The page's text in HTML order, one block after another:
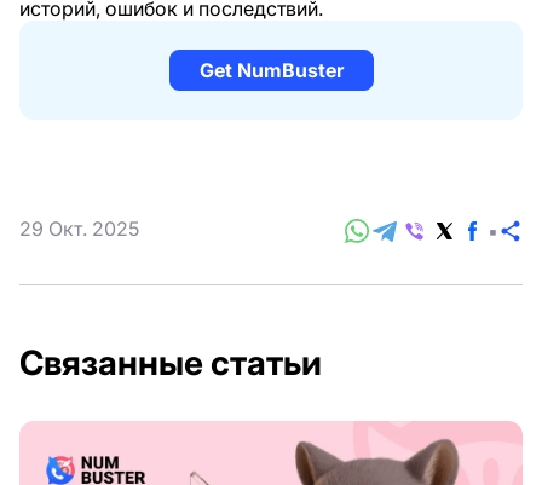
историй, ошибок и последствий.
Get NumBuster
29 Окт. 2025
Связанные статьи